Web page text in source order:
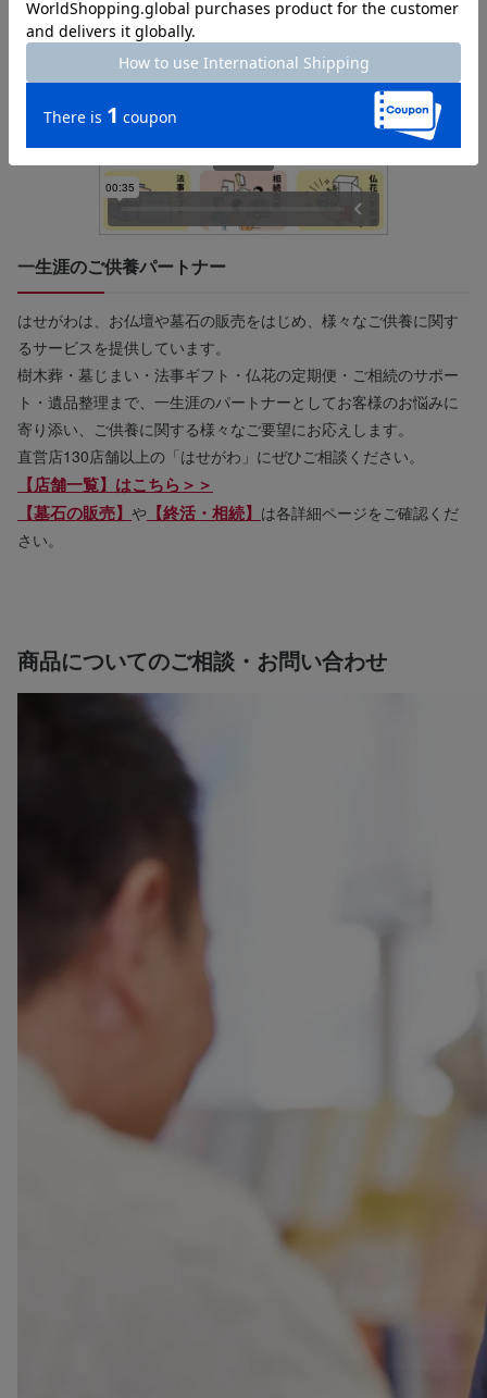
一生涯のご供養パートナー
はせがわは、お仏壇や墓石の販売をはじめ、様々なご供養に関す
るサービスを提供しています。
樹木葬・墓じまい・法事ギフト・仏花の定期便・ご相続のサポー
ト・遺品整理まで、一生涯のパートナーとしてお客様のお悩みに
寄り添い、ご供養に関する様々なご要望にお応えします。
直営店130店舗以上の「はせがわ」にぜひご相談ください。
【店舗一覧】はこちら＞＞
【墓石の販売】 や 【終活・相続】 は各詳細ページをご確認くだ
さい。
商品についてのご相談・お問い合わせ